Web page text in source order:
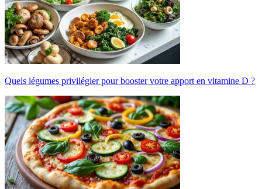
Quels légumes privilégier pour booster votre apport en vitamine D ?